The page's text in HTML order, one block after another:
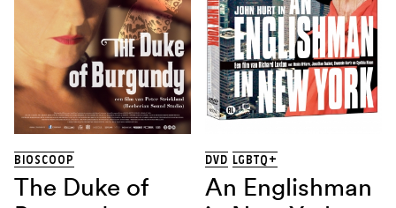
BIOSCOOP
The Duke of
DVD LGBTQ+
An Englishman